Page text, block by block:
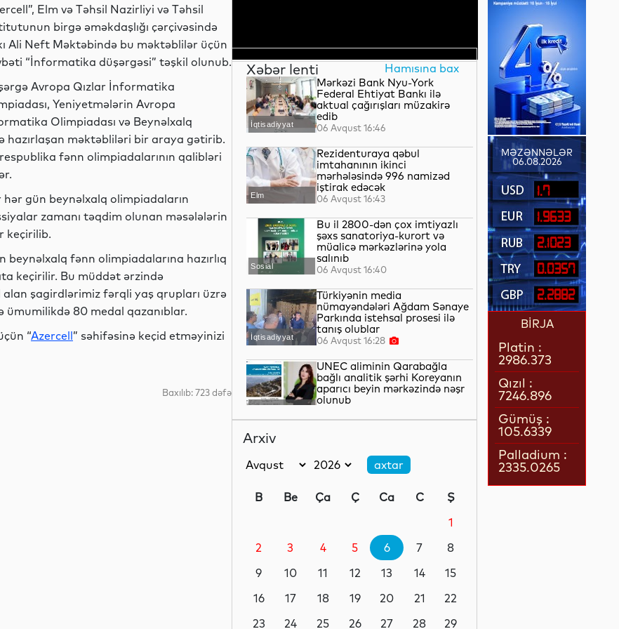
Elm və Təhsil Nazirliyi və Təhsil
birgə əməkdaşlığı çərçivəsində
Ali Neft Məktəbində bu məktəblilər üçün
“İnformatika düşərgəsi” təşkil olunub.
Avropa Qızlar İnformatika
Yeniyetmələrin Avropa
Olimpiadası və Beynəlxalq
məktəbliləri bir araya gətirib.
fənn olimpiadalarının qalibləri
gün beynəlxalq olimpiadaların
zamanı təqdim olunan məsələlərin
keçirilib.
fənn olimpiadalarına hazırlıq
keçirilir. Bu müddət ərzində
şagirdlərimiz fərqli yaş qrupları üzrə
80 medal qazanıblar.
“Azercell” səhifəsinə keçid etməyinizi
Baxılıb: 723 dəfə
Xəbər lenti Hamısına bax
İqtisadiyyat
Mərkəzi Bank Nyu-York
Federal Ehtiyat Bankı ilə
aktual çağırışları müzakirə
edib
06 Avqust 16:46
Elm
Rezidenturaya qəbul
imtahanının ikinci
mərhələsində 996 namizəd
iştirak edəcək
06 Avqust 16:43
Sosial
Bu il 2800-dən çox imtiyazlı
şəxs sanatoriya-kurort və
müalicə mərkəzlərinə yola
salınıb
06 Avqust 16:40
İqtisadiyyat
Türkiyənin media
nümayəndələri Ağdam Sənaye
Parkında istehsal prosesi ilə
tanış olublar
06 Avqust 16:28
Elm
UNEC aliminin Qarabağla
bağlı analitik şərhi Koreyanın
aparıcı beyin mərkəzində nəşr
olunub
istəyən şəxslər üçün icbari
təlimə qeydiyyat başlayıb
İqtisadiyyat
Çağrı Mərkəzinə 51 mindən çox
06 Avqust 16:07
Dünya
Tramp: Vensin 2028-ci ildə
olmalıyıq
06 Avqust 16:05
Arxiv
B Be Ça Ç Ca C
Ş
1
2
3 4 5 6 7
8
9
10 11 12 13 14
15
16
17 18 19 20 21
22
23
24 25 26 27 28
29
MƏZƏNNƏLƏR
06.08.2026
1.7
1.9633
2.1023
0.0357
2.2882
BİRJA
Platin :
2986.373
Qızıl :
7246.896
Gümüş :
105.6339
Palladium :
2335.0265